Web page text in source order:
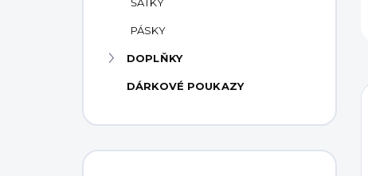
PÁSKY
DOPLŇKY
DÁRKOVÉ POUKAZY